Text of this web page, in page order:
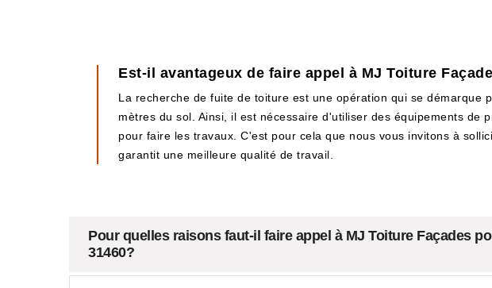
Est-il avantageux de faire appel à MJ Toiture
La recherche de fuite de toiture est une opération qui se
mètres du sol. Ainsi, il est nécessaire d'utiliser des équipements
pour faire les travaux. C'est pour cela que nous vous invitons à
garantit une meilleure qualité de travail.
Pour quelles raisons faut-il faire appel à MJ Toiture Façades
31460?